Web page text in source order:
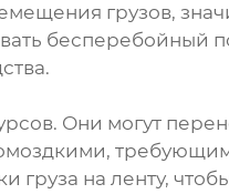
грузов,
бесперебойный
Они могут
груза на ленту,